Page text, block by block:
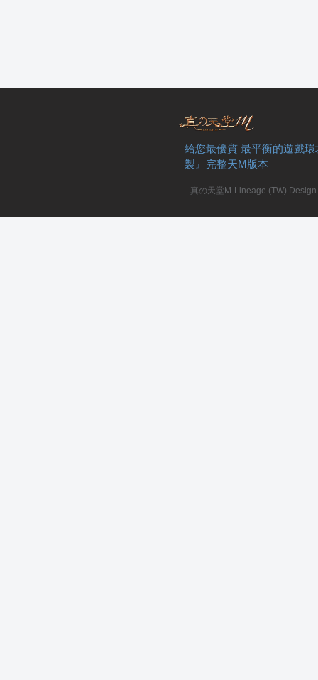
給您最優質 最平衡的遊戲
製』完整天M版本
真の天堂M-Lineage (TW)